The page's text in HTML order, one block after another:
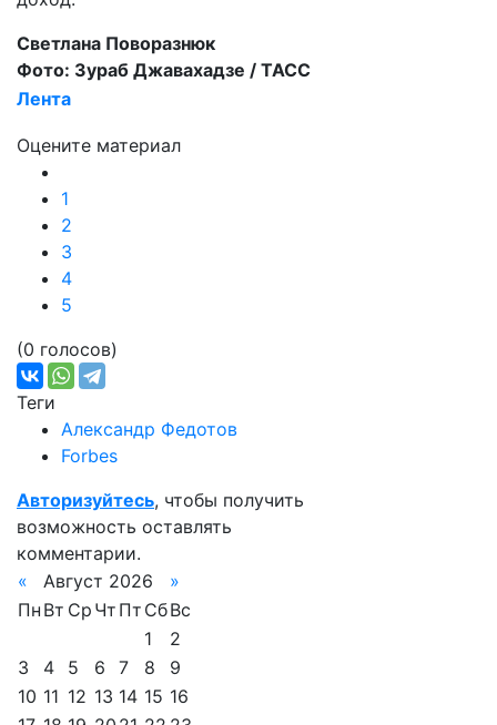
Светлана Поворазнюк
Фото: Зураб Джавахадзе / ТАСС
Лента
Оцените материал
1
2
3
4
5
(0 голосов)
Теги
Александр Федотов
Forbes
Авторизуйтесь, чтобы получить
возможность оставлять
комментарии.
«
Август 2026
»
Пн Вт Ср Чт Пт СбВс
1
2
3
4 5 6 7 8
9
10 11 12 13 14 15 16